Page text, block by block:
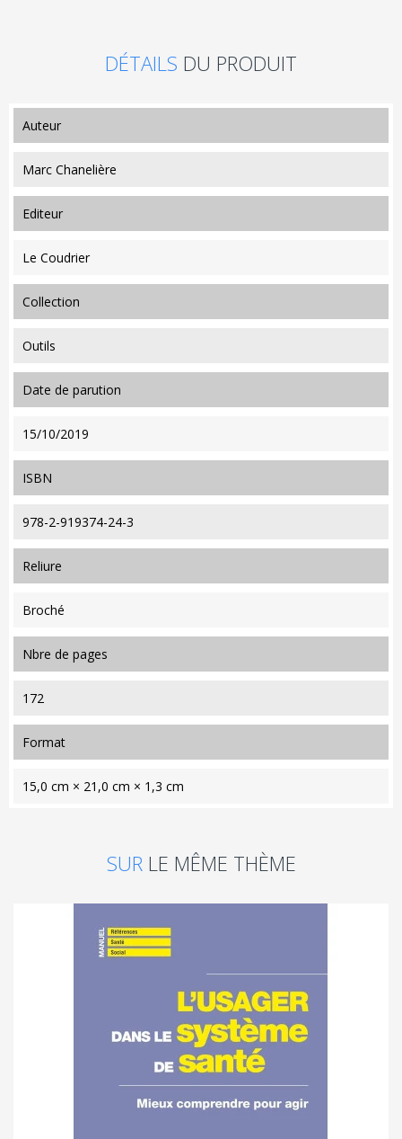
DÉTAILS DU PRODUIT
auteur
Marc Chanelière
editeur
Le Coudrier
collection
Outils
date de parution
15/10/2019
ISBN
978-2-919374-24-3
reliure
Broché
nbre de pages
172
format
15,0 cm × 21,0 cm × 1,3 cm
SUR LE MÊME THÈME